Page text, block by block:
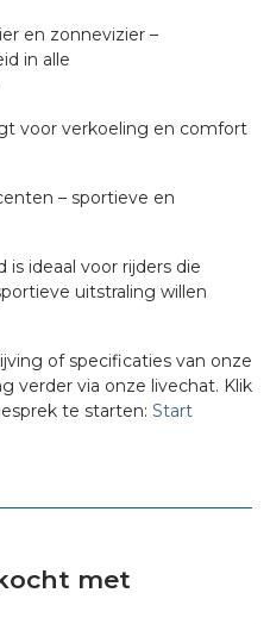
en zonnevizier –
in alle
voor verkoeling en comfort
– sportieve en
ideaal voor rijders die
uitstraling willen
of specificaties van onze
verder via onze livechat. Klik
te starten: Start
met